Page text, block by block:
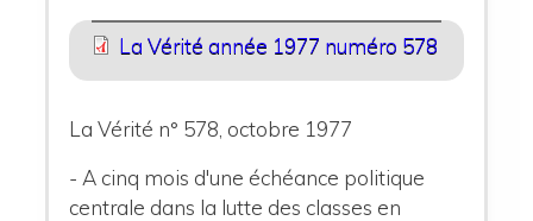
La Vérité année 1977 numéro 578
La Vérité n° 578, octobre 1977
- A cinq mois d'une échéance politique
centrale dans la lutte des classes en